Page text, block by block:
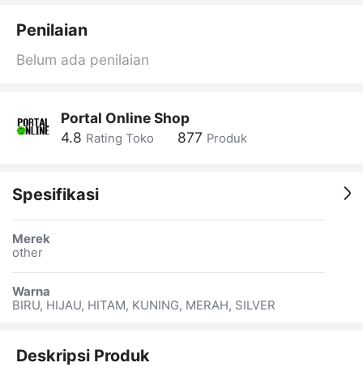
Penilaian
Belum ada penilaian
Portal Online Shop
4.8 Rating Toko 877 Produk
Spesifikasi
Merek
other
Warna
BIRU, HIJAU, HITAM, KUNING, MERAH, SILVER
Deskripsi Produk